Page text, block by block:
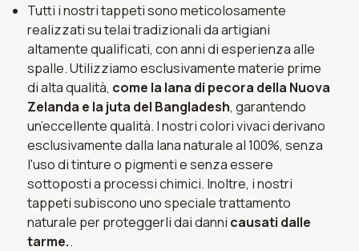
Tutti i nostri tappeti sono meticolosamente
realizzati su telai tradizionali da artigiani
altamente qualificati, con anni di esperienza alle
spalle. Utilizziamo esclusivamente materie prime
di alta qualità, come la lana di pecora della Nuova
Zelanda e la juta del Bangladesh, garantendo
un’eccellente qualità. I nostri colori vivaci derivano
esclusivamente dalla lana naturale al 100%, senza
l'uso di tinture o pigmenti e senza essere
sottoposti a processi chimici. Inoltre, i nostri
tappeti subiscono uno speciale trattamento
naturale per proteggerli dai danni causati dalle
tarme..